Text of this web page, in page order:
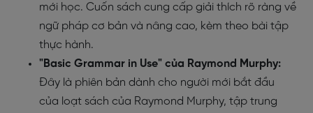
mới học. Cuốn sách cung cấp giải thích rõ ràng về
ngữ pháp cơ bản và nâng cao, kèm theo bài tập
thực hành.
"Basic Grammar in Use" của Raymond Murphy:
Đây là phiên bản dành cho người mới bắt đầu
của loạt sách của Raymond Murphy, tập trung